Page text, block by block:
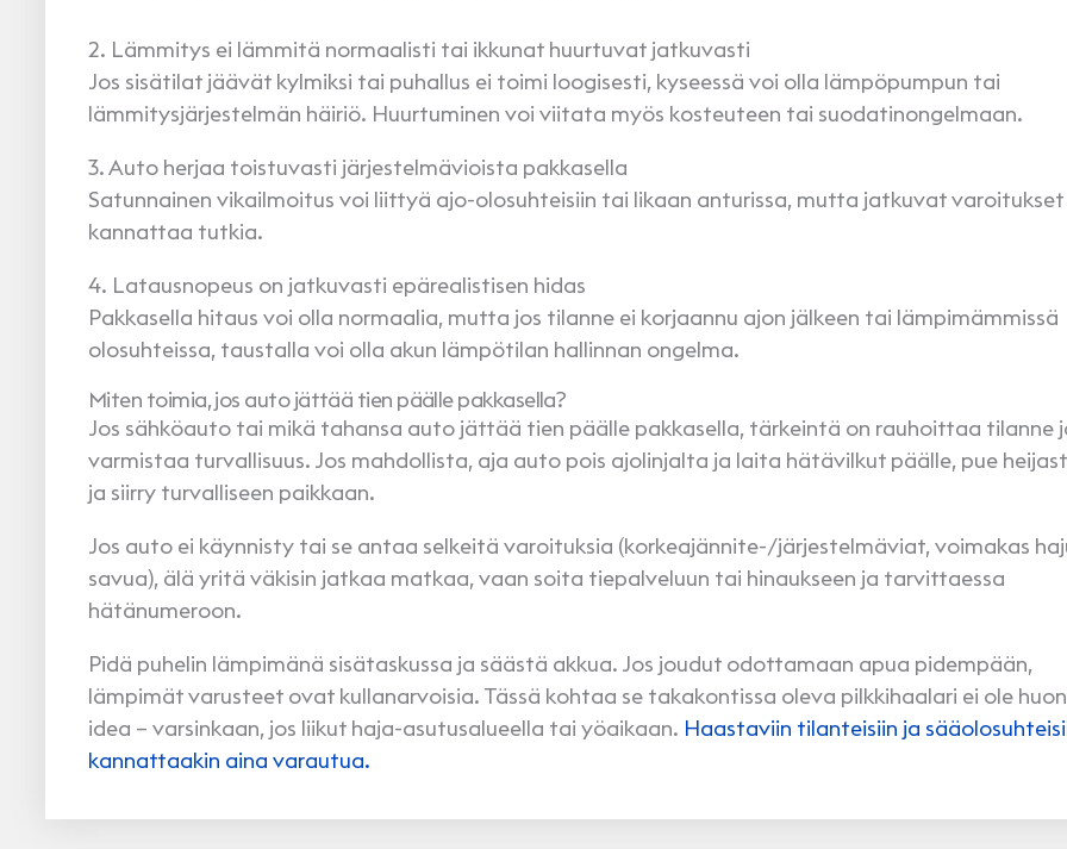
2. Lämmitys ei lämmitä normaalisti tai ikkunat huurtuvat jatkuvasti
Jos sisätilat jäävät kylmiksi tai puhallus ei toimi loogisesti, kyseessä voi olla lämpöpumpun tai
lämmitysjärjestelmän häiriö. Huurtuminen voi viitata myös kosteuteen tai suodatinongelmaan.
3. Auto herjaa toistuvasti järjestelmävioista pakkasella
Satunnainen vikailmoitus voi liittyä ajo-olosuhteisiin tai likaan anturissa, mutta jatkuvat varoitukset
kannattaa tutkia.
4. Latausnopeus on jatkuvasti epärealistisen hidas
Pakkasella hitaus voi olla normaalia, mutta jos tilanne ei korjaannu ajon jälkeen tai lämpimämmissä
olosuhteissa, taustalla voi olla akun lämpötilan hallinnan ongelma.
Miten toimia, jos auto jättää tien päälle pakkasella?
Jos sähköauto tai mikä tahansa auto jättää tien päälle pakkasella, tärkeintä on rauhoittaa tilanne
varmistaa turvallisuus. Jos mahdollista, aja auto pois ajolinjalta ja laita hätävilkut päälle, pue
ja siirry turvalliseen paikkaan.
Jos auto ei käynnisty tai se antaa selkeitä varoituksia (korkeajännite-/järjestelmäviat, voimakas
savua), älä yritä väkisin jatkaa matkaa, vaan soita tiepalveluun tai hinaukseen ja tarvittaessa
hätänumeroon.
Pidä puhelin lämpimänä sisätaskussa ja säästä akkua. Jos joudut odottamaan apua pidempään,
lämpimät varusteet ovat kullanarvoisia. Tässä kohtaa se takakontissa oleva pilkkihaalari ei ole
idea – varsinkaan, jos liikut haja-asutusalueella tai yöaikaan. Haastaviin tilanteisiin ja
kannattaakin aina varautua.